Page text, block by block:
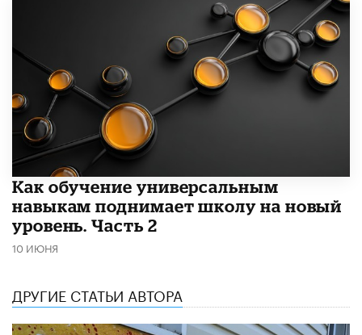
​Как обучение универсальным
навыкам поднимает школу на новый
уровень. Часть 2
10 ИЮНЯ
ДРУГИЕ СТАТЬИ АВТОРА